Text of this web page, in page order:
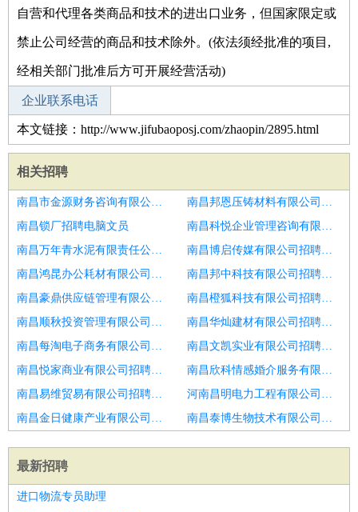
自营和代理各类商品和技术的进出口业务，但国家限定或
禁止公司经营的商品和技术除外。(依法须经批准的项目,
经相关部门批准后方可开展经营活动)
企业联系电话
本文链接：http://www.jifubaoposj.com/zhaopin/2895.html
相关招聘
南昌市金源财务咨询有限公司招聘宁化仓管文员
南昌邦恩压铸材料有限公司招聘文员
南昌锁厂招聘电脑文员
南昌科悦企业管理咨询有限公司招聘4千文员优质环境旅游
南昌万年青水泥有限责任公司招聘办公室文员
南昌博启传媒有限公司招聘行政文员
南昌鸿昆办公耗材有限公司招聘生产部文员
南昌邦中科技有限公司招聘文员
南昌豪鼎供应链管理有限公司招聘文员
南昌橙狐科技有限公司招聘娄底9K物流助理待遇优年底双薪
南昌顺秋投资管理有限公司招聘客服文员
南昌华灿建材有限公司招聘车间文员
南昌每淘电子商务有限公司招聘安装调度文员
南昌文凯实业有限公司招聘文员前台
南昌悦家商业有限公司招聘文员
南昌欣科情感婚介服务有限公司招聘合医办公室文员
南昌易维贸易有限公司招聘文员
河南昌明电力工程有限公司招聘潍坊9K物流助理待遇优年底双薪
南昌金日健康产业有限公司招聘文员
南昌泰博生物技术有限公司招聘文员类
最新招聘
进口物流专员助理